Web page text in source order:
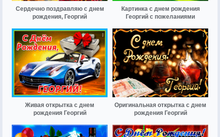
Сердечно поздравляю с днем
рождения, Георгий
Картинка с днем рождения
Георгий с пожеланиями
Живая открытка с днем
рождения Георгий
Оригинальная открытка с днем
рождения Георгий